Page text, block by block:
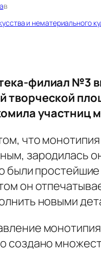
в
и нематериального
филиал №3
творческой
участниц
что
зародилась
были
он
новыми
создано